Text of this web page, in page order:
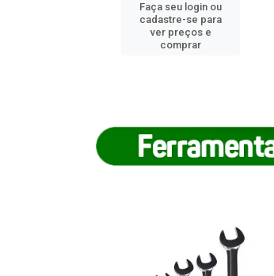
Faça seu login ou
cadastre-se para
ver preços e
comprar